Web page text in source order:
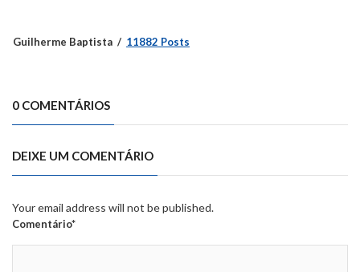
Guilherme Baptista 11882 Posts
0 COMENTÁRIOS
DEIXE UM COMENTÁRIO
Your email address will not be published.
Comentário*